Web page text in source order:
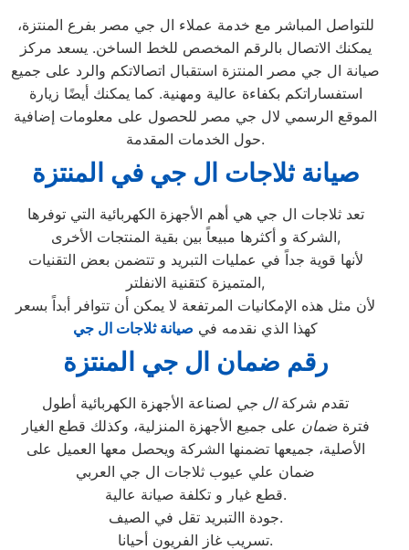
للتواصل المباشر مع خدمة عملاء ال جي مصر بفرع المنتزة،
يمكنك الاتصال بالرقم المخصص للخط الساخن. يسعد مركز
صيانة ال جي مصر المنتزة استقبال اتصالاتكم والرد على جميع
استفساراتكم بكفاءة عالية ومهنية. كما يمكنك أيضًا زيارة
الموقع الرسمي لال جي مصر للحصول على معلومات إضافية
حول الخدمات المقدمة.
صيانة ثلاجات ال جي في المنتزة
تعد ثلاجات ال جي هي أهم الأجهزة الكهربائية التي توفرها
الشركة و أكثرها مبيعاً بين بقية المنتجات الأخرى,
لأنها قوية جداً في عمليات التبريد و تتضمن بعض التقنيات
المتميزة كتقنية الانفلتر,
لأن مثل هذه الإمكانيات المرتفعة لا يمكن أن تتوافر أبداً بسعر
كهذا الذي نقدمه في صيانة ثلاجات ال جي
رقم ضمان ال جي المنتزة
تقدم شركةال جي لصناعة الأجهزة الكهربائية أطول
فترةضمان على جميع الأجهزة المنزلية، وكذلك قطع الغيار
الأصلية، جميعها تضمنها الشركة ويحصل معها العميل على
ضمان علي عيوب ثلاجات ال جي العربي
قطع غيار و تكلفة صيانة عالية.
جودة االتبريد تقل في الصيف.
تسريب غاز الفريون أحيانا.